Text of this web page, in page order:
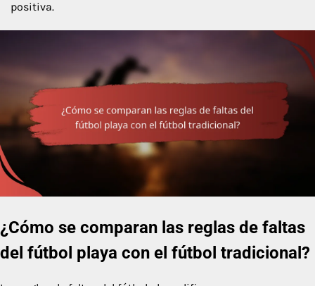
positiva.
¿Cómo se comparan las reglas de faltas
del fútbol playa con el fútbol tradicional?